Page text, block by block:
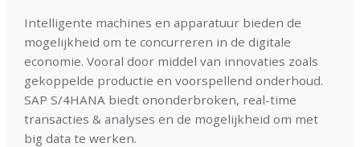
Intelligente machines en apparatuur bieden de
mogelijkheid om te concurreren in de digitale
economie. Vooral door middel van innovaties zoals
gekoppelde productie en voorspellend onderhoud.
SAP S/4HANA biedt ononderbroken, real-time
transacties & analyses en de mogelijkheid om met
big data te werken.